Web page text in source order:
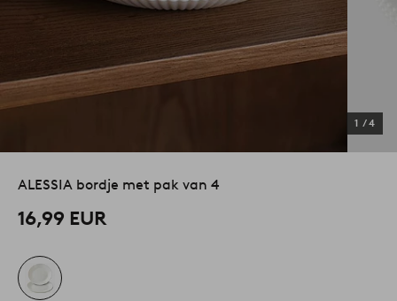
1 /4
ALESSIA bordje met pak van 4
16,99 EUR